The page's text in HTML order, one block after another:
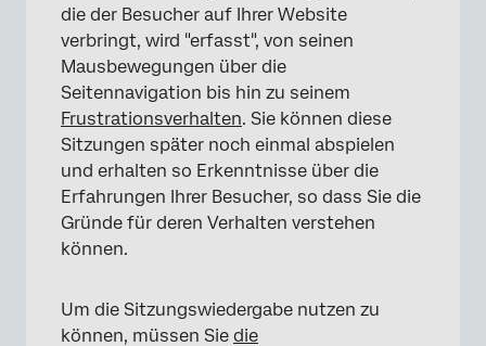
die der Besucher auf Ihrer Website
verbringt, wird "erfasst", von seinen
Mausbewegungen über die
Seitennavigation bis hin zu seinem
Frustrationsverhalten. Sie können diese
Sitzungen später noch einmal abspielen
und erhalten so Erkenntnisse über die
Erfahrungen Ihrer Besucher, so dass Sie die
Gründe für deren Verhalten verstehen
können.
Um die Sitzungswiedergabe nutzen zu
können, müssen Sie die